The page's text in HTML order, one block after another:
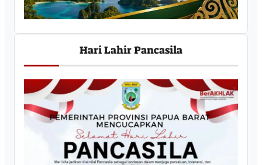
Hari Lahir Pancasila